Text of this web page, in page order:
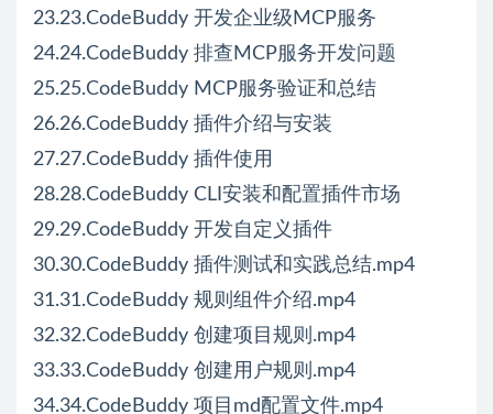
23.23.CodeBuddy 开发企业级MCP服务
24.24.CodeBuddy 排查MCP服务开发问题
25.25.CodeBuddy MCP服务验证和总结
26.26.CodeBuddy 插件介绍与安装
27.27.CodeBuddy 插件使用
28.28.CodeBuddy CLI安装和配置插件市场
29.29.CodeBuddy 开发自定义插件
30.30.CodeBuddy 插件测试和实践总结.mp4
31.31.CodeBuddy 规则组件介绍.mp4
32.32.CodeBuddy 创建项目规则.mp4
33.33.CodeBuddy 创建用户规则.mp4
34.34.CodeBuddy 项目md配置文件.mp4